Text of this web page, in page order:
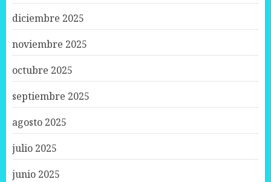
diciembre 2025
noviembre 2025
octubre 2025
septiembre 2025
agosto 2025
julio 2025
junio 2025